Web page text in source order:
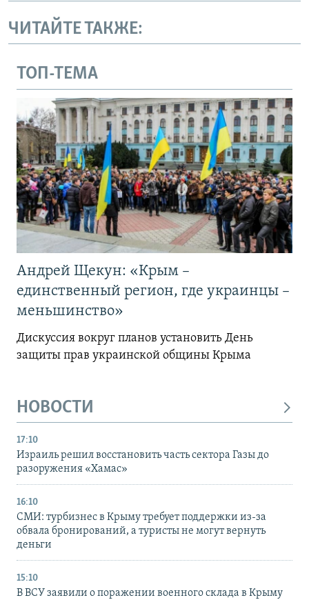
ЧИТАЙТЕ ТАКЖЕ:
ТОП-ТЕМА
Андрей Щекун: «Крым –
единственный регион, где украинцы –
меньшинство»
Дискуссия вокруг планов установить День
защиты прав украинской общины Крыма
НОВОСТИ
17:10
Израиль решил восстановить часть сектора Газы до
разоружения «Хамас»
16:10
СМИ: турбизнес в Крыму требует поддержки из-за
обвала бронирований, а туристы не могут вернуть
деньги
15:10
В ВСУ заявили о поражении военного склада в Крыму